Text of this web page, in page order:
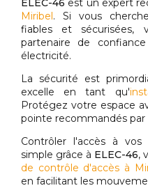
ELEC-46 est un expert
Miribel. Si vous
fiables et sécurisées,
partenaire de
électricité.
La sécurité est
excelle en tant qu'
Protégez votre espace
pointe recommandés par
Contrôler l'accès à
simple grâce à ELEC-46,
de contrôle d'accès à
en facilitant les